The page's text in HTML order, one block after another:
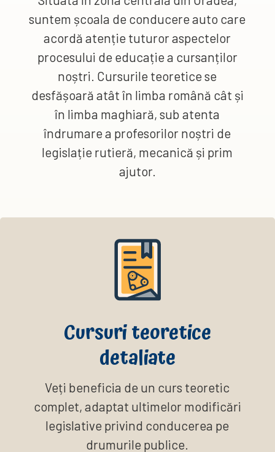
suntem școala de conducere auto care
acordă atenție tuturor aspectelor
procesului de educație a cursanților
noștri. Cursurile teoretice se
desfășoară atât în limba română cât și
în limba maghiară, sub atenta
îndrumare a profesorilor noștri de
legislație rutieră, mecanică și prim
ajutor.
Cursuri teoretice
detaliate
Veți beneficia de un curs teoretic
complet, adaptat ultimelor modificări
legislative privind conducerea pe
drumurile publice.